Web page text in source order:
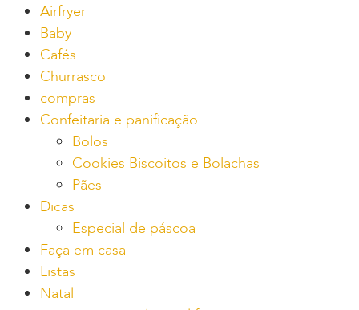
Airfryer
Baby
Cafés
Churrasco
compras
Confeitaria e panificação
Bolos
Cookies Biscoitos e Bolachas
Pães
Dicas
Especial de páscoa
Faça em casa
Listas
Natal